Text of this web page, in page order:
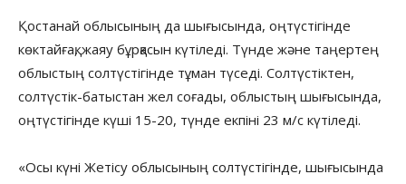
Қостанай облысының да шығысында, оңтүстігінде
көктайғақ, жаяу бұрқасын күтіледі. Түнде және таңертең
облыстың солтүстігінде тұман түседі. Солтүстіктен,
солтүстік-батыстан жел соғады, облыстың шығысында,
оңтүстігінде күші 15-20, түнде екпіні 23 м/с күтіледі.
«Осы күні Жетісу облысының солтүстігінде, шығысында